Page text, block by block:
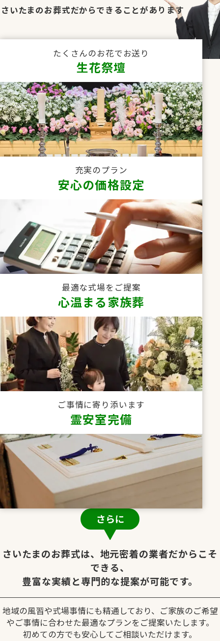
さいたまのお葬式だからできることがあります
たくさんのお花でお送り
生花祭壇
充実のプラン
安心の価格設定
最適な式場をご提案
心温まる家族葬
ご事情に寄り添います
霊安室完備
さらに
さいたまのお葬式は、地元密着の業者だからこそ
できる、
豊富な実績と専門的な提案が可能です。
地域の風習や式場事情にも精通しており、ご家族のご希望
やご事情に合わせた最適なプランをご提案いたします。
初めての方でも安心してご相談いただけます。